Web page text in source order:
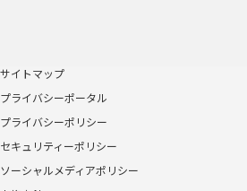
サイトマップ
プライバシーポータル
プライバシーポリシー
セキュリティーポリシー
ソーシャルメディアポリシー